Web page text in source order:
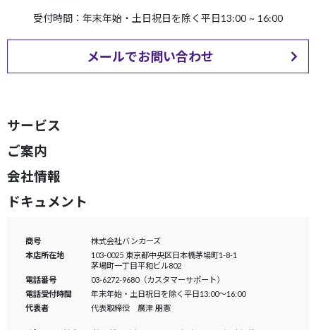
受付時間：年末年始・土日祝日を除く平日13:00 ~ 16:00
メールでお問い合わせ
サービス
ご案内
会社情報
ドキュメント
商号
株式会社バンカーズ
本店所在地
103-0025 東京都中央区日本橋茅場町1-8-1
茅場町一丁目平和ビル802
電話番号
03-6272-9680（カスタマーサポート）
電話受付時間
年末年始・土日祝日を除く平日13:00～16:00
代表者
代表取締役 廣津 朋憲